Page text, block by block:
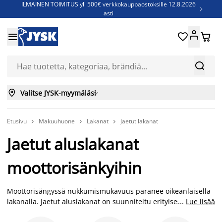
ILMAINEN TOIMITUS yli 500€ verkkokauppaostoksille 12.8.2026
asti

Jenkkisänkyjä - Säästä jopa 60%


 
 Valitse JYSK-myymäläsi
Etusivu  Makuuhuone  Lakanat  Jaetut lakanat
Jaetut aluslakanat
moottorisänkyihin
Moottorisängyssä nukkumismukavuus paranee oikeanlaisella
lakanalla. Jaetut aluslakanat on suunniteltu erityisesti
... Lue lisää